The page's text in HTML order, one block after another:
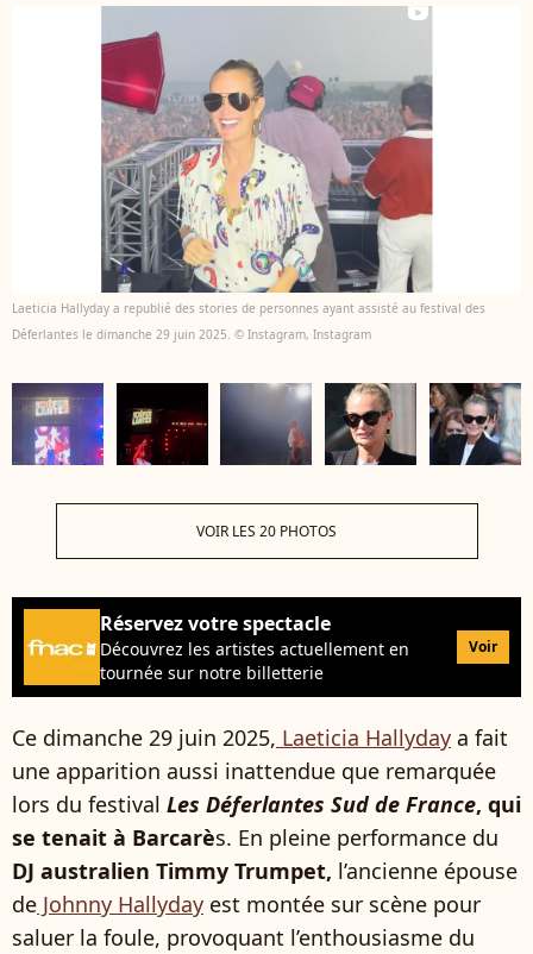
Laeticia Hallyday a republié des stories de personnes ayant assisté au festival des
Déferlantes le dimanche 29 juin 2025. © Instagram, Instagram
VOIR LES 20 PHOTOS
Réservez votre spectacle
Découvrez les artistes actuellement en
tournée sur notre billetterie
Voir
Ce dimanche 29 juin 2025, Laeticia Hallyday a fait
une apparition aussi inattendue que remarquée
lors du festival Les Déferlantes Sud de France, qui
se tenait à Barcarès. En pleine performance du
DJ australien Timmy Trumpet, l’ancienne épouse
de Johnny Hallyday est montée sur scène pour
saluer la foule, provoquant l’enthousiasme du